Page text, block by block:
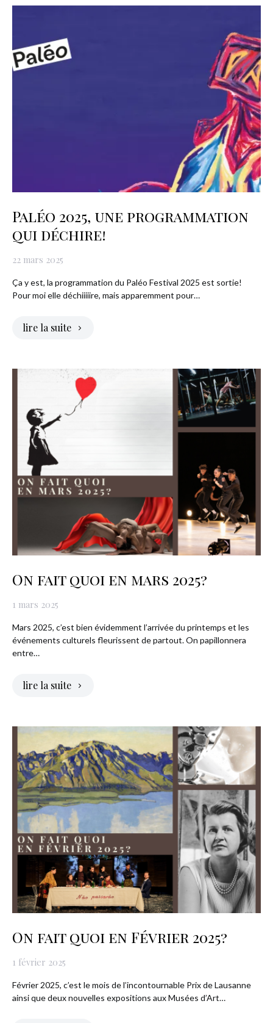
Paléo 2025, une programmation
qui déchire!
22 mars 2025
Ça y est, la programmation du Paléo Festival 2025 est sortie!
Pour moi elle déchiiiiire, mais apparemment pour…
lire la suite
On fait quoi en mars 2025?
1 mars 2025
Mars 2025, c’est bien évidemment l’arrivée du printemps et les
événements culturels fleurissent de partout. On papillonnera
entre…
lire la suite
On fait quoi en Février 2025?
1 février 2025
Février 2025, c’est le mois de l’incontournable Prix de Lausanne
ainsi que deux nouvelles expositions aux Musées d’Art…